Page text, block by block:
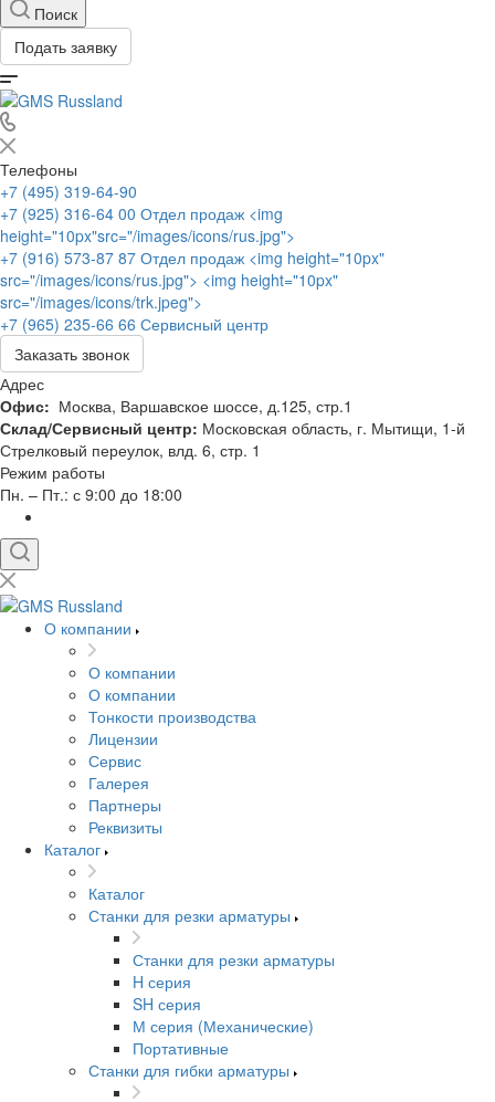
Поиск
Подать заявку
Телефоны
+7 (495) 319-64-90
+7 (925) 316-64 00 Отдел продаж <img
height="10px"src="/images/icons/rus.jpg">
+7 (916) 573-87 87 Отдел продаж <img height="10px"
src="/images/icons/rus.jpg"> <img height="10px"
src="/images/icons/trk.jpeg">
+7 (965) 235-66 66 Сервисный центр
Заказать звонок
Адрес
Офис: Москва, Варшавское шоссе, д.125, стр.1
Склад/Сервисный центр: Московская область, г. Мытищи, 1-й
Стрелковый переулок, влд. 6, стр. 1
Режим работы
Пн. – Пт.: с 9:00 до 18:00
О компании
О компании
О компании
Тонкости производства
Лицензии
Сервис
Галерея
Партнеры
Реквизиты
Каталог
Каталог
Станки для резки арматуры
Станки для резки арматуры
H серия
SH серия
М серия (Механические)
Портативные
Станки для гибки арматуры